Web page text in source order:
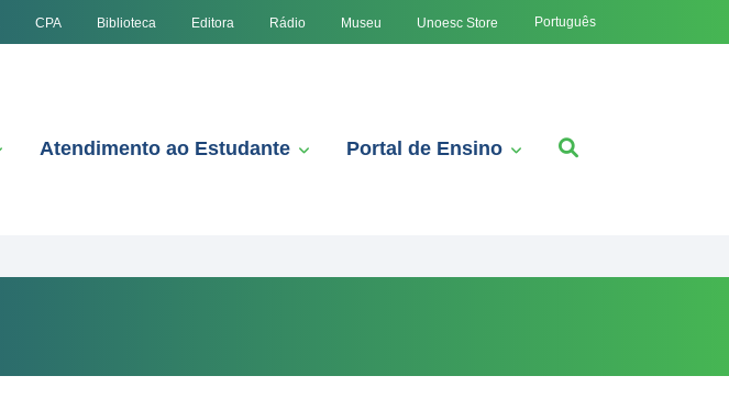
CPA Biblioteca Editora Rádio Museu Unoesc Store Português
Atendimento ao Estudante Portal de Ensino